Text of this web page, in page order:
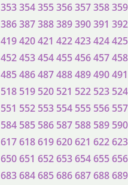
353354355356357358359
386387388389390391 392
419420421 422423424425
452453454455456457458
485486487488489490491
518 519 520 521 522 523 524
551 552 553 554 555 556 557
584 585 586 587 588 589 590
617618619620621 622623
650651 652653654655656
683684685686687688689